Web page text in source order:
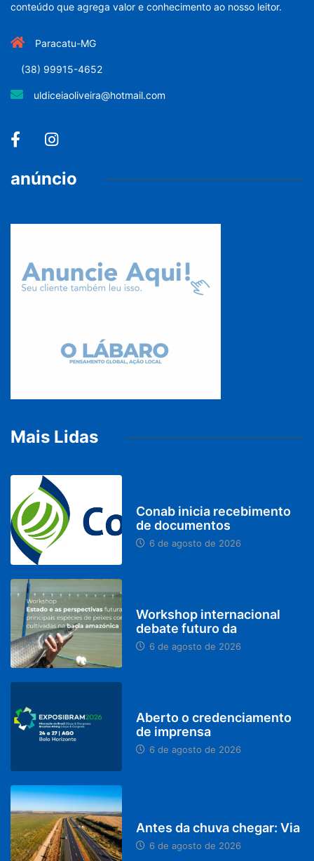
conteúdo que agrega valor e conhecimento ao nosso leitor.
Paracatu-MG
(38) 99915-4652
uldiceiaoliveira@hotmail.com
anúncio
Mais Lidas
Conab inicia recebimento
de documentos
6 de agosto de 2026
Workshop internacional
debate futuro da
6 de agosto de 2026
Aberto o credenciamento
de imprensa
6 de agosto de 2026
Antes da chuva chegar: Via
6 de agosto de 2026